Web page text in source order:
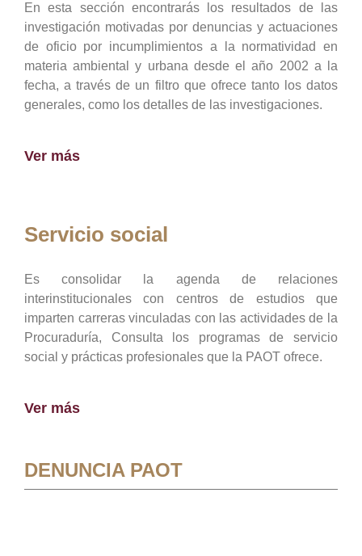
En esta sección encontrarás los resultados de las
investigación motivadas por denuncias y actuaciones
de oficio por incumplimientos a la normatividad en
materia ambiental y urbana desde el año 2002 a la
fecha, a través de un filtro que ofrece tanto los datos
generales, como los detalles de las investigaciones.
Ver más
Servicio social
Es consolidar la agenda de relaciones
interinstitucionales con centros de estudios que
imparten carreras vinculadas con las actividades de la
Procuraduría, Consulta los programas de servicio
social y prácticas profesionales que la PAOT ofrece.
Ver más
DENUNCIA PAOT